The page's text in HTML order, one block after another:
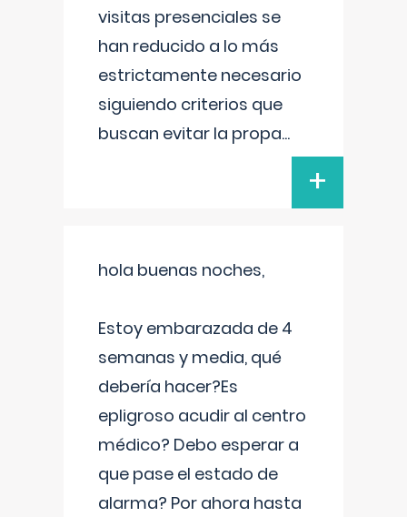
visitas presenciales se
han reducido a lo más
estrictamente necesario
siguiendo criterios que
buscan evitar la propa...
+
hola buenas noches,
Estoy embarazada de 4
semanas y media, qué
debería hacer?Es
epligroso acudir al centro
médico? Debo esperar a
que pase el estado de
alarma? Por ahora hasta